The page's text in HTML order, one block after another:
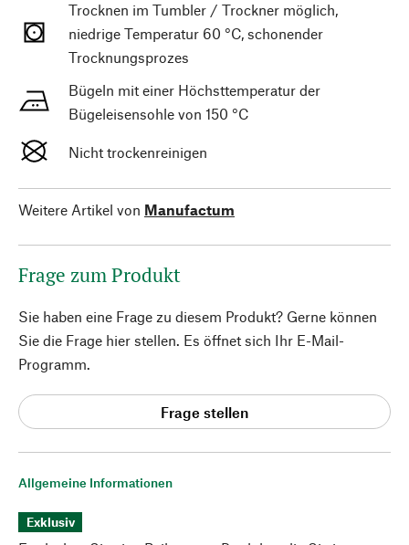
Allgemeine Informationen
Exklusiv
Trocknen im Tumbler / Trockner möglich,
niedrige Temperatur 60 °C, schonender
Trocknungsprozes
Bügeln mit einer Höchsttemperatur der
Bügeleisensohle von 150 °C
Nicht trockenreinigen
Weitere Artikel von Manufactum
Frage zum Produkt
Sie haben eine Frage zu diesem Produkt? Gerne können
Sie die Frage hier stellen. Es öffnet sich Ihr E-Mail-
Programm.
Frage stellen